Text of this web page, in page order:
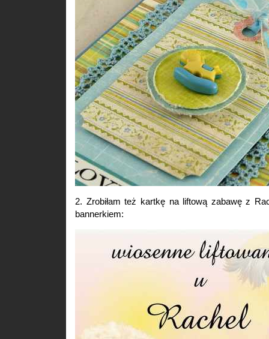
2. Zrobiłam też kartkę na liftową zabawę z
bannerkiem: